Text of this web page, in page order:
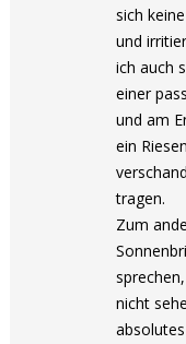
sich
und
ich auch
einer
und am
ein
tragen.
Zum
nicht